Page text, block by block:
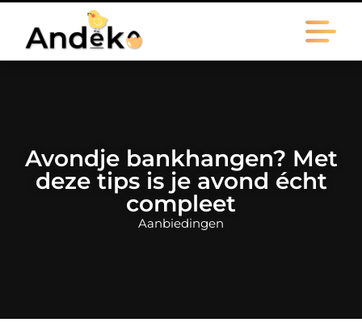
Avondje bankhangen? Met
deze tips is je avond écht
compleet
Aanbiedingen